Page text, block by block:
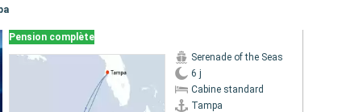
Pension complète
Serenade of the Seas
6 j
Cabine standard
Tampa